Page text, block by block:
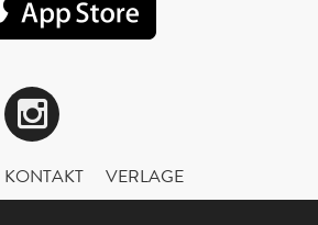
Instagram
KONTAKT VERLAGE